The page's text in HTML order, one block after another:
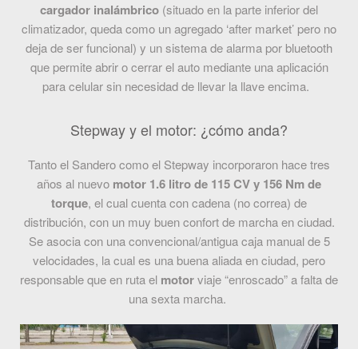
cargador inalámbrico (situado en la parte inferior del
climatizador, queda como un agregado ‘after market’ pero no
deja de ser funcional) y un sistema de alarma por bluetooth
que permite abrir o cerrar el auto mediante una aplicación
para celular sin necesidad de llevar la llave encima.
Stepway y el motor: ¿cómo anda?
Tanto el Sandero como el Stepway incorporaron hace tres
años al nuevo motor 1.6 litro de 115 CV y 156 Nm de
torque, el cual cuenta con cadena (no correa) de
distribución, con un muy buen confort de marcha en ciudad.
Se asocia con una convencional/antigua caja manual de 5
velocidades, la cual es una buena aliada en ciudad, pero
responsable que en ruta el motorviaje “enroscado” a falta de
una sexta marcha.